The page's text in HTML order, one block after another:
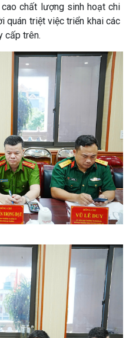
chất lượng sinh hoạt chi
quán triệt việc triển khai các
cấp trên.